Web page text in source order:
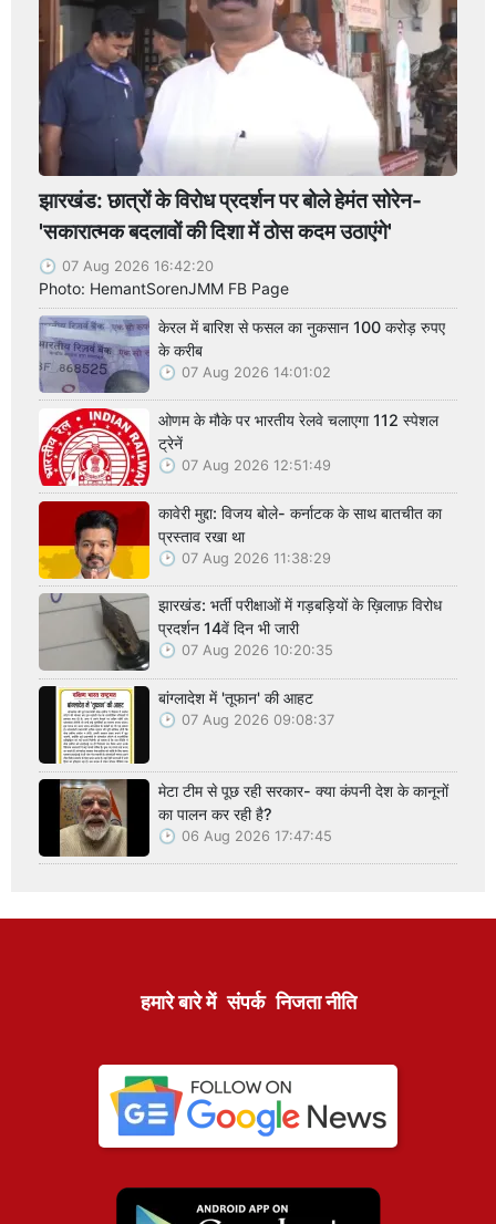
झारखंड: छात्रों के विरोध प्रदर्शन पर बोले हेमंत सोरेन-
'सकारात्मक बदलावों की दिशा में ठोस कदम उठाएंगे'
07 Aug 2026 16:42:20
Photo: HemantSorenJMM FB Page
केरल में बारिश से फसल का नुकसान 100 करोड़ रुपए
के करीब
07 Aug 2026 14:01:02
ओणम के मौके पर भारतीय रेलवे चलाएगा 112 स्पेशल
ट्रेनें
07 Aug 2026 12:51:49
कावेरी मुद्दा: विजय बोले- कर्नाटक के साथ बातचीत का
प्रस्ताव रखा था
07 Aug 2026 11:38:29
झारखंड: भर्ती परीक्षाओं में गड़बड़ियों के ख़िलाफ़ विरोध
प्रदर्शन 14वें दिन भी जारी
07 Aug 2026 10:20:35
बांग्लादेश में 'तूफान' की आहट
07 Aug 2026 09:08:37
मेटा टीम से पूछ रही सरकार- क्या कंपनी देश के कानूनों
का पालन कर रही है?
06 Aug 2026 17:47:45
हमारे बारे में संपर्क निजता नीति